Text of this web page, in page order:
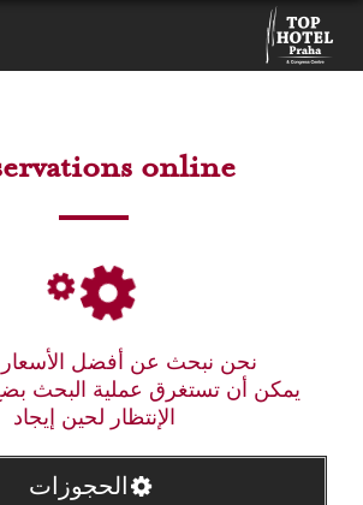
online
نحن نبحث عن أفضل
يمكن أن تستغرق عملية البحث
الإنتظار لحين إيجاد
الحجوزات